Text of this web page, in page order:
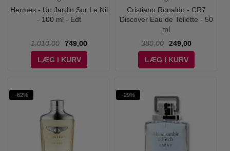
Hermes - Un Jardin Sur Le Nil
- 100 ml - Edt
1.010,00
749,00
LÆG I KURV
Cristiano Ronaldo - CR7
Discover Eau de Toilette - 50
ml
380,00
249,00
LÆG I KURV
-62% -29%